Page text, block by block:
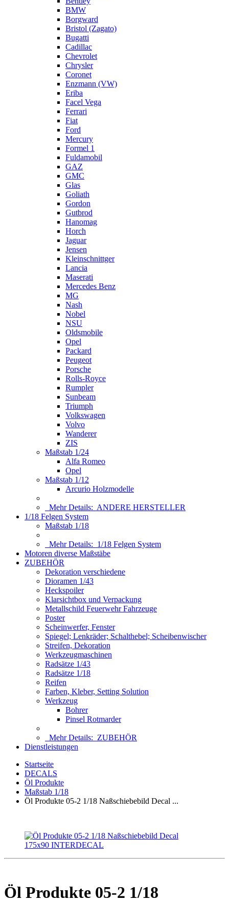
BMW
Borgward
Bristol (Zagato)
Bugatti
Cadillac
Chevrolet
Chrysler
Coronet
Enzmann (VW)
Eriba
Facel Vega
Ferrari
Fiat
Ford
Mercury
Formel 1
Fuldamobil
GAZ
GMC
Glas
Goliath
Gordon
Gutbrod
Hanomag
Horch
Jaguar
Jensen
Kleinschnittger
Lancia
Maserati
Mercedes Benz
MG
Nash
Nobel
NSU
Oldsmobile
Opel
Packard
Peugeot
Porsche
Rolls-Royce
Rumpler
Sunbeam
Triumph
Volkswagen
Volvo
Wanderer
ZIS
Maßstab 1/24
Alfa Romeo
Opel
Maßstab 1/12
Arcurio Holzmodelle
Mehr Details: ANDERE HERSTELLER
1/18 Felgen System
Maßstab 1/18
Mehr Details: 1/18 Felgen System
Motoren diverse Maßstäbe
ZUBEHÖR
Dekoration verschiedene
Dioramen 1/43
Heckspoiler
Klarsichtbox und Verpackung
Metallschild Feuerwehr Fahrzeuge
Poster
Scheinwerfer, Fenster
Spiegel; Lenkräder; Schalthebel; Scheibenwischer
Streifen, Dekoration
Werkzeugmaschinen
Radsätze 1/43
Radsätze 1/18
Reifen
Farben, Kleber, Setting Solution
Werkzeug
Bohrer
Pinsel Rotmarder
Mehr Details: ZUBEHÖR
Dienstleistungen
Startseite
DECALS
Öl Produkte
Maßstab 1/18
Öl Produkte 05-2 1/18 Naßschiebebild Decal ...
Öl Produkte 05-2 1/18